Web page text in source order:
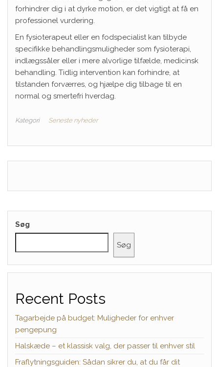
forhindrer dig i at dyrke motion, er det vigtigt at få en
professionel vurdering.
En fysioterapeut eller en fodspecialist kan tilbyde
specifikke behandlingsmuligheder som fysioterapi,
indlægssåler eller i mere alvorlige tilfælde, medicinsk
behandling. Tidlig intervention kan forhindre, at
tilstanden forværres, og hjælpe dig tilbage til en
normal og smertefri hverdag.
Kategori Seneste nyheder
Søg
Søg
Recent Posts
Tagarbejde på budget: Muligheder for enhver
pengepung
Halskæde – et klassisk valg, der passer til enhver stil
Fraflytningsguiden: Sådan sikrer du, at du får dit